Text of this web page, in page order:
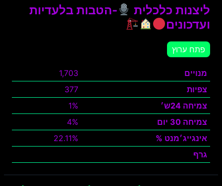
ליצנות כלכלית
-הטבות בלעדיות
ועדכונים
פתח ערוץ
מנויים
1,703
צפיות
377
צמיחה 24ש׳
1%
צמיחה 30 יום
4%
אינגייג׳מנט %
22.11%
גרף